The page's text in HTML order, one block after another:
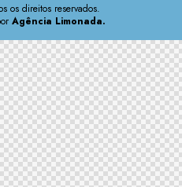
os direitos reservados.
Agência Limonada.